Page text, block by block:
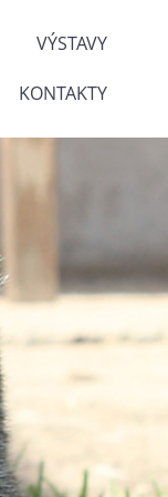
VÝSTAVY
KONTAKTY